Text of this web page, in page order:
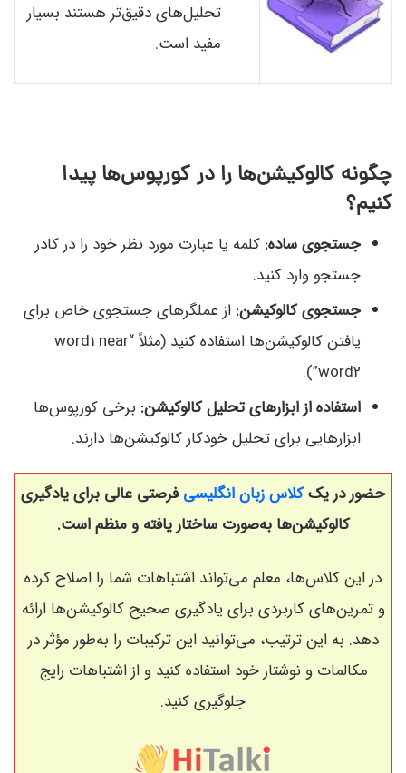
تحلیل‌های دقیق‌تر هستند بسیار
مفید است.
چگونه کالوکیشن‌ها را در کورپوس‌ها پیدا
کنیم؟
جستجوی ساده: کلمه یا عبارت مورد نظر خود را در کادر
جستجو وارد کنید.
جستجوی کالوکیشن: از عملگرهای جستجوی خاص برای
یافتن کالوکیشن‌ها استفاده کنید (مثلاً “word1 near
word2”).
استفاده از ابزارهای تحلیل کالوکیشن: برخی کورپوس‌ها
ابزارهایی برای تحلیل خودکار کالوکیشن‌ها دارند.
حضور در یککلاس‌ زبان انگلیسیفرصتی عالی برای یادگیری
کالوکیشن‌ها به‌صورت ساختار یافته و منظم است.
در این کلاس‌ها، معلم می‌تواند اشتباهات شما را اصلاح کرده
و تمرین‌های کاربردی برای یادگیری صحیح کالوکیشن‌ها ارائه
دهد. به این ترتیب، می‌توانید این ترکیبات را به‌طور مؤثر در
مکالمات و نوشتار خود استفاده کنید و از اشتباهات رایج
جلوگیری کنید.